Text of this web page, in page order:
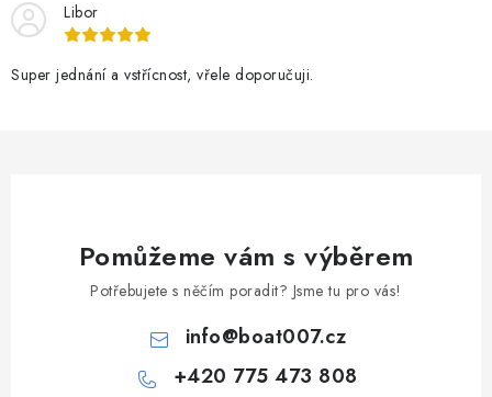
Libor
Super jednání a vstřícnost, vřele doporučuji.
Pomůžeme vám s výběrem
Potřebujete s něčím poradit? Jsme tu pro vás!
info@boat007.cz
+420 775 473 808